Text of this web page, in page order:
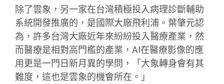
除了雲象，另一家在台灣積極投入病理診斷輔助
系統開發推廣的，是國際大廠飛利浦。葉肇元認
為，許多台灣大廠近年來紛紛投入醫療產業，然
而醫療是相對高門檻的產業，AI在醫療影像的應
用更是一門日新月異的學問，「大象轉身會有其
難度，這也是雲象的機會所在。」